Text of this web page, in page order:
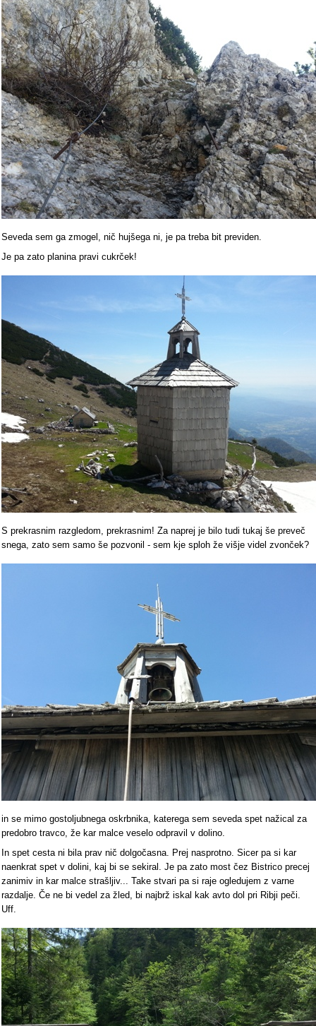
Seveda sem ga zmogel, nič hujšega ni, je pa treba bit previden.
Je pa zato planina pravi cukrček!
S prekrasnim razgledom, prekrasnim! Za naprej je bilo tudi tukaj še preveč
snega, zato sem samo še pozvonil - sem kje sploh že višje videl zvonček?
in se mimo gostoljubnega oskrbnika, katerega sem seveda spet nažical za
predobro travco, že kar malce veselo odpravil v dolino.
In spet cesta ni bila prav nič dolgočasna. Prej nasprotno. Sicer pa si kar
naenkrat spet v dolini, kaj bi se sekiral. Je pa zato most čez Bistrico precej
zanimiv in kar malce strašljiv... Take stvari pa si raje ogledujem z varne
razdalje. Če ne bi vedel za žled, bi najbrž iskal kak avto dol pri Ribji peči.
Uff.